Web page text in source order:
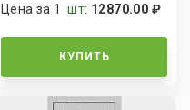
Цена за 1шт: 12870.00 ₽
КУПИТЬ